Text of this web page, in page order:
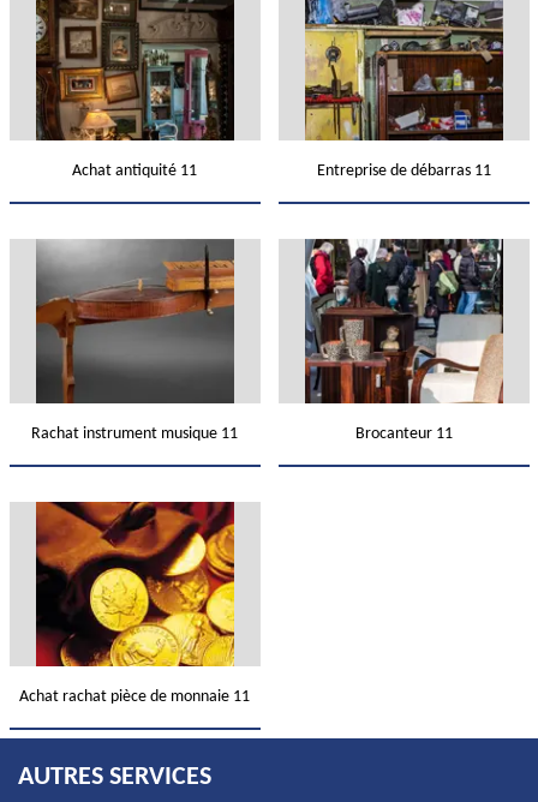
Achat antiquité 11 Entreprise de débarras 11
Rachat instrument musique 11 Brocanteur 11
Achat rachat pièce de monnaie 11
AUTRES SERVICES